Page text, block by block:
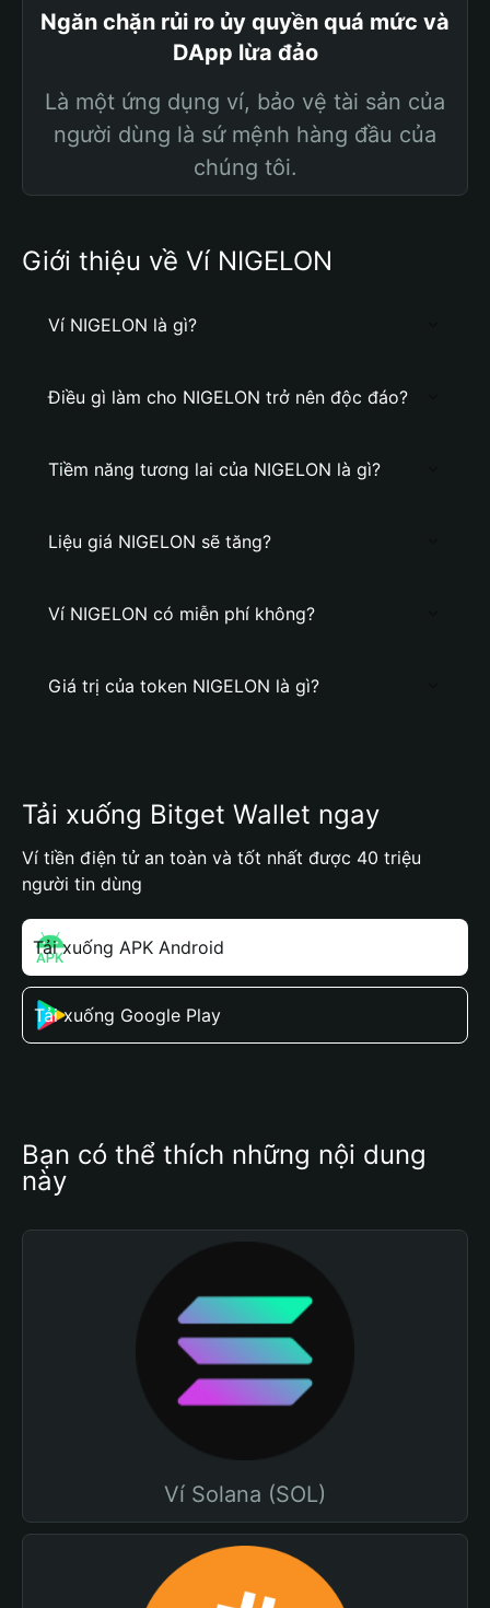
Ngăn chặn rủi ro ủy quyền quá mức và
DApp lừa đảo
Là một ứng dụng ví, bảo vệ tài sản của
người dùng là sứ mệnh hàng đầu của
chúng tôi.
Giới thiệu về Ví NIGELON
Ví NIGELON là gì?
Điều gì làm cho NIGELON trở nên độc đáo?
Tiềm năng tương lai của NIGELON là gì?
Liệu giá NIGELON sẽ tăng?
Ví NIGELON có miễn phí không?
Giá trị của token NIGELON là gì?
Tải xuống Bitget Wallet ngay
Ví tiền điện tử an toàn và tốt nhất được 40 triệu
người tin dùng
Tải xuống APK Android
Tải xuống Google Play
Bạn có thể thích những nội dung
này
Ví Solana (SOL)